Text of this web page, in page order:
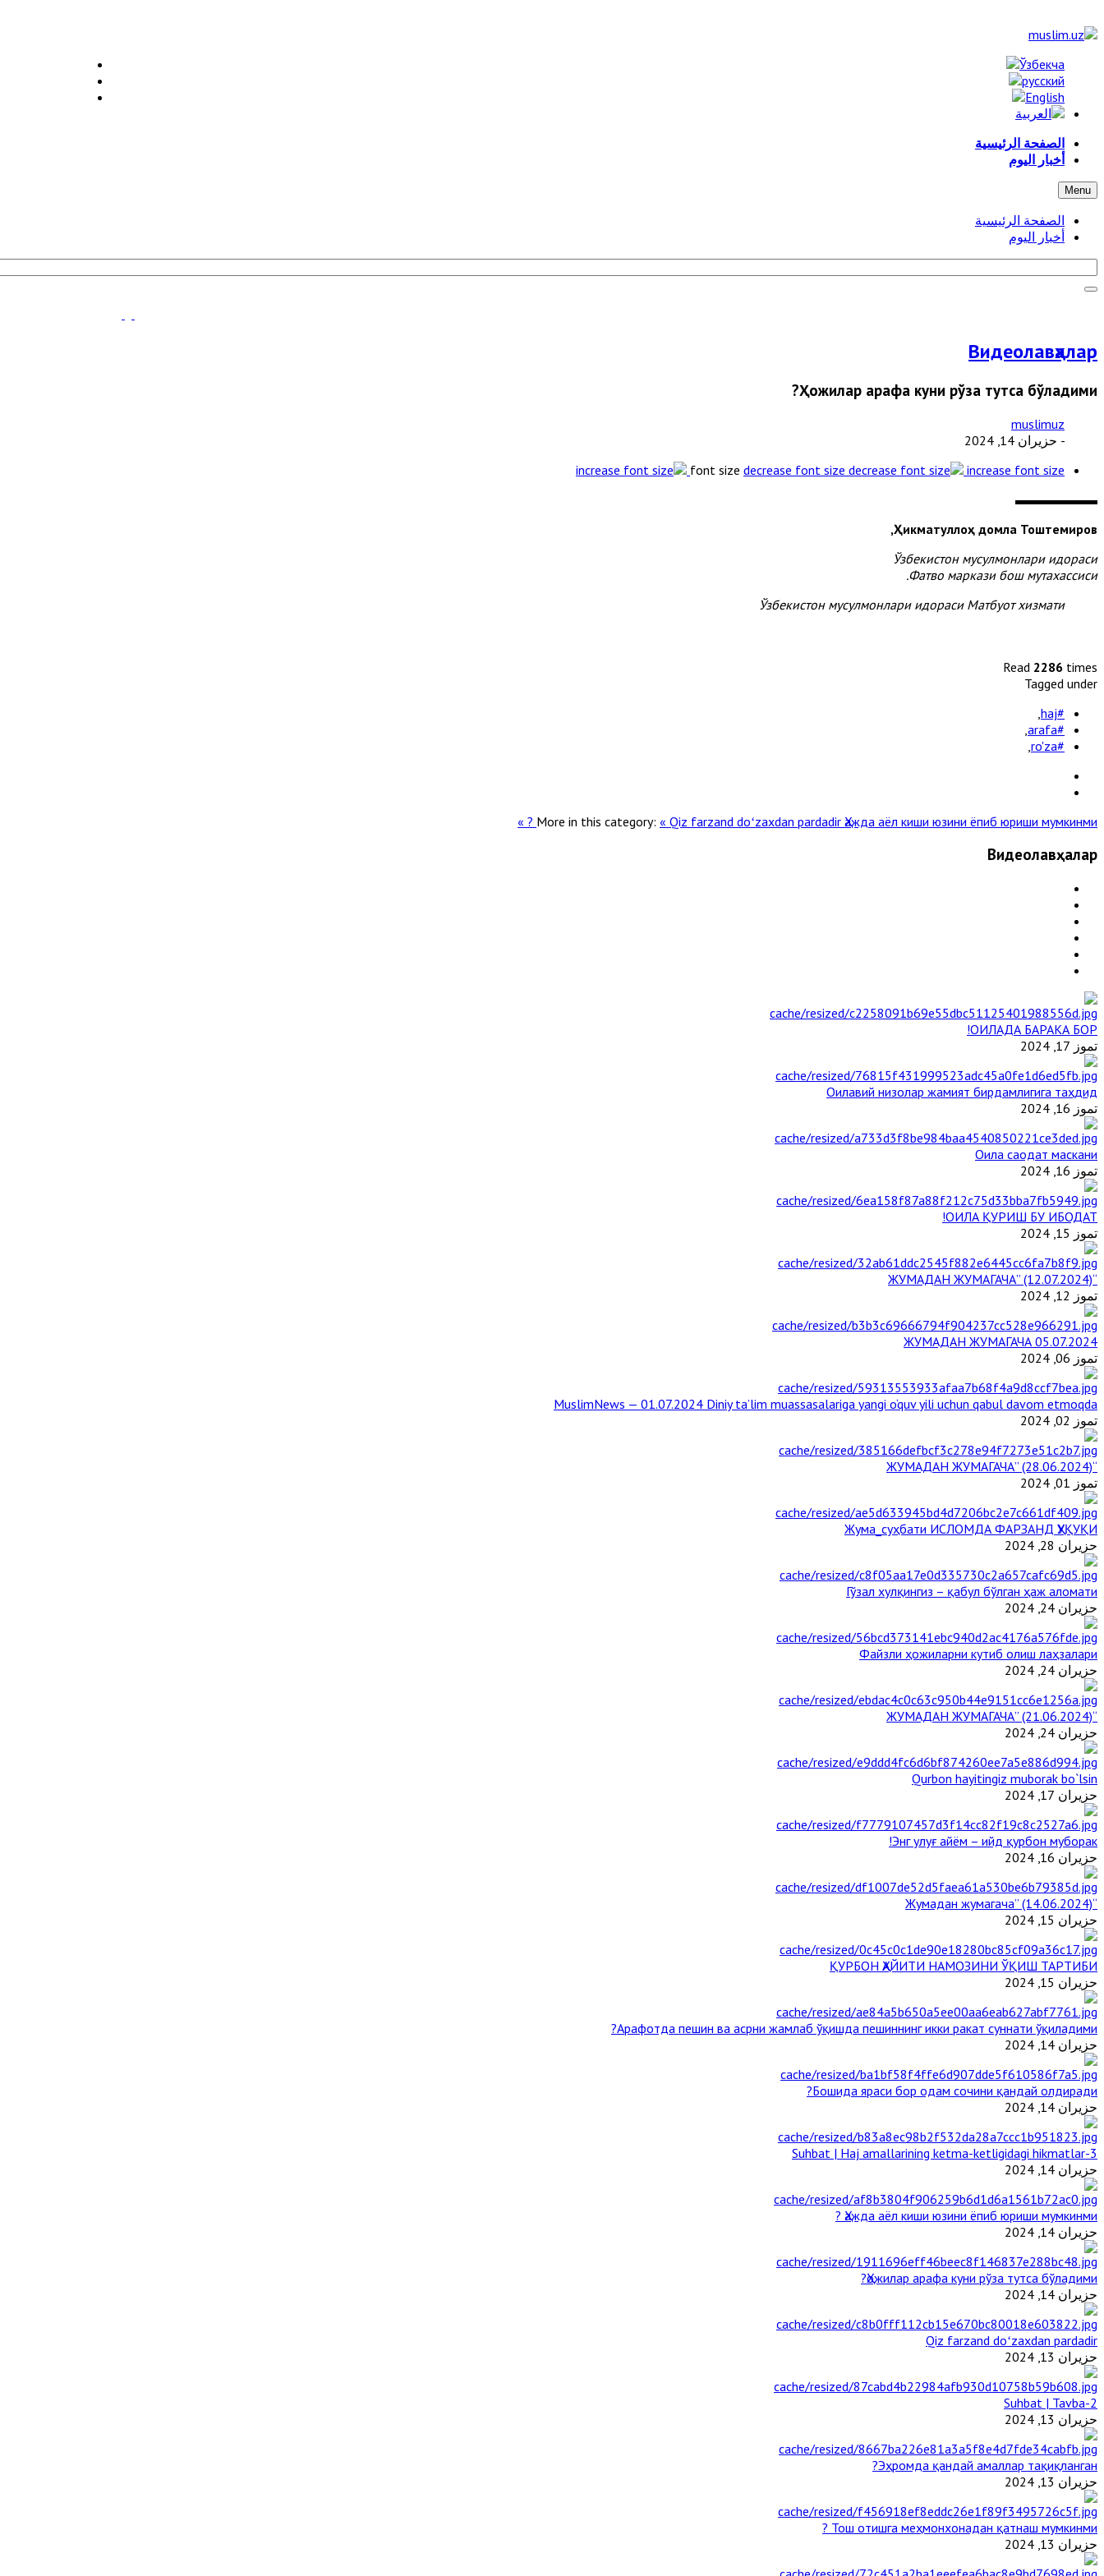
الصفحة الرئيسية
أخبار اليوم
Menu
الصفحة الرئيسية
أخبار اليوم
Видеолавҳалар
Ҳожилар арафа куни рўза тутса бўладими?
muslimuz
- حزيران 14, 2024
font size decrease font size increase font size
Ҳикматуллоҳ домла Тоштемиров,
Ўзбекистон мусулмонлари идораси
Фатво маркази бош мутахассиси.
Ўзбекистон мусулмонлари идораси Матбуот хизмати
Read 2286 times
Tagged under
#haj
#arafa
#ro'za
More in this category: « Qiz farzand doʻzaxdan pardadir Ҳажда аёл киши юзини ёпиб юриши мумкинми ? »
Видеолавҳалар
ОИЛАДА БАРАКА БОР!
تموز 17, 2024
Оилавий низолар жамият бирдамлигига таҳдид
تموز 16, 2024
Оила саодат маскани
تموز 16, 2024
ОИЛА ҚУРИШ БУ ИБОДАТ!
تموز 15, 2024
“ЖУМАДАН ЖУМАГАЧА” (12.07.2024)
تموز 12, 2024
ЖУМАДАН ЖУМАГАЧА 05.07.2024
تموز 06, 2024
MuslimNews — 01.07.2024 Diniy ta’lim muassasalariga yangi o‘quv yili uchun qabul davom etmoqda
تموز 02, 2024
“ЖУМАДАН ЖУМАГАЧА” (28.06.2024)
تموز 01, 2024
Жума_суҳбати ИСЛОМДА ФАРЗАНД ҲУҚУҚИ
حزيران 28, 2024
Гўзал хулқингиз – қабул бўлган ҳаж аломати
حزيران 24, 2024
Файзли ҳожиларни кутиб олиш лаҳзалари
حزيران 24, 2024
“ЖУМАДАН ЖУМАГАЧА” (21.06.2024)
حزيران 24, 2024
Qurbon hayitingiz muborak bo`lsin
حزيران 17, 2024
Энг улуғ айём – ийд қурбон муборак!
حزيران 16, 2024
“Жумадан жумагача” (14.06.2024)
حزيران 15, 2024
ҚУРБОН ҲАЙИТИ НАМОЗИНИ ЎҚИШ ТАРТИБИ
حزيران 15, 2024
Арафотда пешин ва асрни жамлаб ўқишда пешиннинг икки ракат суннати ўқиладими?
حزيران 14, 2024
Бошида яраси бор одам сочини қандай олдиради?
حزيران 14, 2024
3-Suhbat | Haj amallarining ketma-ketligidagi hikmatlar
حزيران 14, 2024
Ҳажда аёл киши юзини ёпиб юриши мумкинми ?
حزيران 14, 2024
Ҳожилар арафа куни рўза тутса бўладими?
حزيران 14, 2024
Qiz farzand doʻzaxdan pardadir
حزيران 13, 2024
2-Suhbat | Tavba
حزيران 13, 2024
Эҳромда қандай амаллар тақиқланган?
حزيران 13, 2024
Тош отишга меҳмонхонадан қатнаш мумкинми ?
حزيران 13, 2024